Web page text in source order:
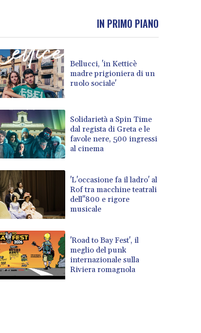
IN PRIMO PIANO
Bellucci, 'in Ketticè
madre prigioniera di un
ruolo sociale'
Solidarietà a Spin Time
dal regista di Greta e le
favole nere, 500 ingressi
al cinema
'L'occasione fa il ladro' al
Rof tra macchine teatrali
dell''800 e rigore
musicale
'Road to Bay Fest', il
meglio del punk
internazionale sulla
Riviera romagnola